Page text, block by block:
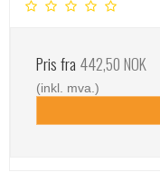
Pris fra 442,50 NOK
(inkl. mva.)